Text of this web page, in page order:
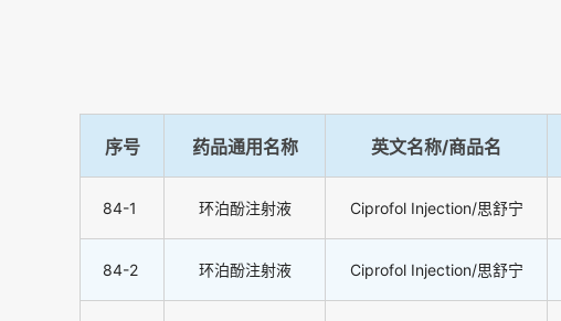
序号 药品通用名称 英文名称/商品名
84-1 环泊酚注射液 Ciprofol Injection/思舒宁
84-2 环泊酚注射液 Ciprofol Injection/思舒宁